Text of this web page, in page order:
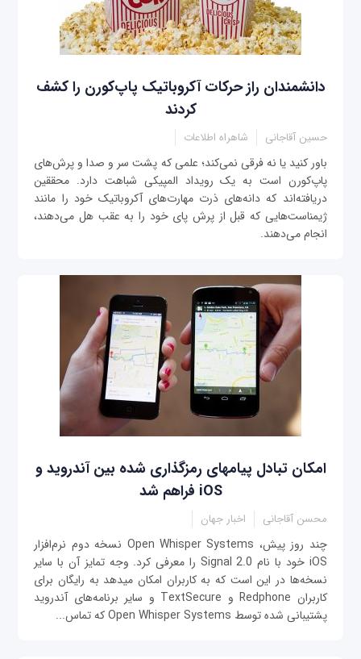
دانشمندان راز حرکات آکروباتیک پاپ‌کورن را کشف
کردند
حسین آقاجانی شاهراه اطلاعات
باور کنید یا نه فرقی نمی‌کند؛ علمی که پشت سر و صدا و پرش‌های
پاپ‌کورن است به یک رویداد المپیکی شباهت دارد. محققین
دریافته‌اند که دانه‌های ذرت مهارت‌های آکروباتیک خود را مانند
ژیمناست‌هایی که قبل از پرش پای خود را به عقب هل می‌دهند،
انجام می‌دهند.
امکان تبادل پیام‎های رمزگذاری شده بین آندرويد و
iOS فراهم شد
محسن آقاجانی اخبار جهان
چند روز پیش، Open Whisper Systems نسخه دوم نرم‌افزار
iOS خود با نام Signal 2.0 را معرفی كرد. وجه تمايز آن با سایر
نسخه‌ها در این است که به کاربران امکان می‎دهد به رایگان برای
کاربران Redphone و TextSecure و سایر برنامه‌های آندرويد
پشتیبانی شده توسط Open Whisper Systems که تماس‌...